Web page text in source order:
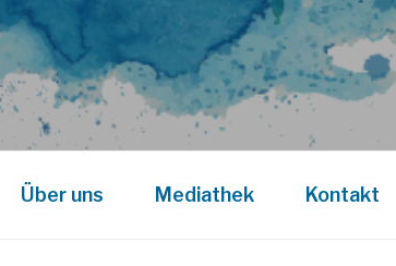
Über uns Mediathek Kontakt